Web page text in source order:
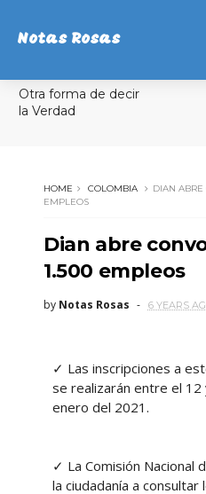
Notas Rosas
Otra forma de decir
la Verdad
HOME COLOMBIA
DIAN ABRE
EMPLEOS
Dian abre
1.500 empleos
by Notas Rosas 6 YEARS
✓ Las inscripciones a
se realizarán entre el 12
enero del 2021.
✓ La Comisión Nacional
la ciudadanía a consultar